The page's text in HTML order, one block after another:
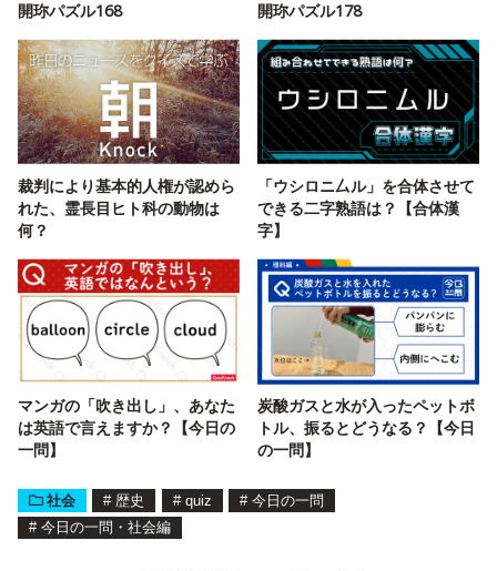
開珎パズル168
開珎パズル178
裁判により基本的人権が認めら
れた、霊長目ヒト科の動物は
何？
「ウシロニ厶ル」を合体させて
できる二字熟語は？【合体漢
字】
マンガの「吹き出し」、あなた
は英語で言えますか？【今日の
一問】
炭酸ガスと水が入ったペットボ
トル、振るとどうなる？【今日
の一問】
社会 # 歴史 # quiz # 今日の一問
# 今日の一問・社会編